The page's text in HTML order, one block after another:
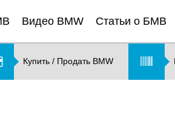
Видео BMW Статьи о БМВ
Купить / Продать BMW